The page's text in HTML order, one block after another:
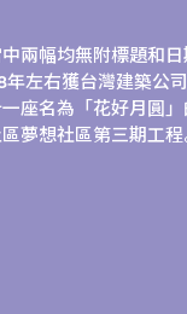
兩幅均無附標題和日
左右獲台灣建築公
座名為「花好月圓」
夢想社區第三期工程